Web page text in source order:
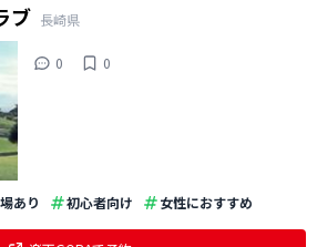
ブ 長崎県
0 0
あり 初心者向け 女性におすすめ